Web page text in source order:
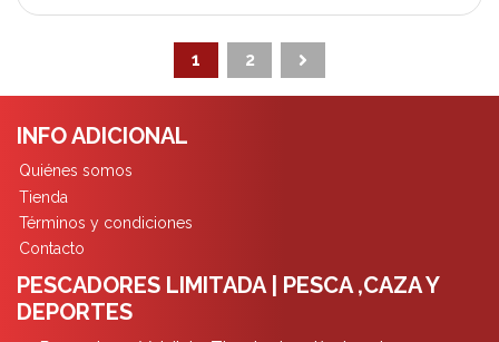
1 2
INFO ADICIONAL
Quiénes somos
Tienda
Términos y condiciones
Contacto
PESCADORES LIMITADA | PESCA ,CAZA Y
DEPORTES